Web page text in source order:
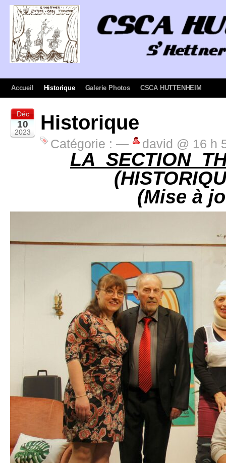
Accueil Historique Galerie Photos CSCA HUTTENHEIM
Déc
10
2023 Historique
Catégorie : — david @ 16 h
LA SECTION
(Mise à